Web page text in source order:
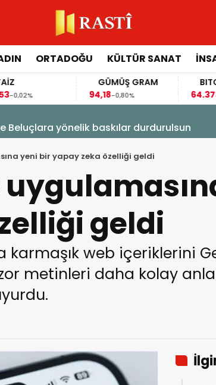
ORTADOĞU KÜLTÜR SANAT
GÜMÜŞ GRAM
-0,80%
BITCOIN
64.373,00-
Beluçlara yönelik baskılar durdurulsun
yeni bir yapay zeka özelliği geldi
geldi
karmaşık web içeriklerini
metinleri daha kolay